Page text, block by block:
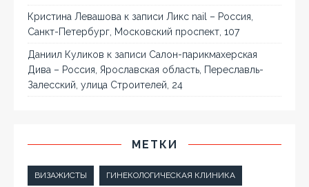
Кристина Левашова к записи Ликс nail – Россия,
Санкт-Петербург, Московский проспект, 107
Даниил Куликов к записи Салон-парикмахерская
Дива – Россия, Ярославская область, Переславль-
Залесский, улица Строителей, 24
МЕТКИ
ВИЗАЖИСТЫ ГИНЕКОЛОГИЧЕСКАЯ КЛИНИКА